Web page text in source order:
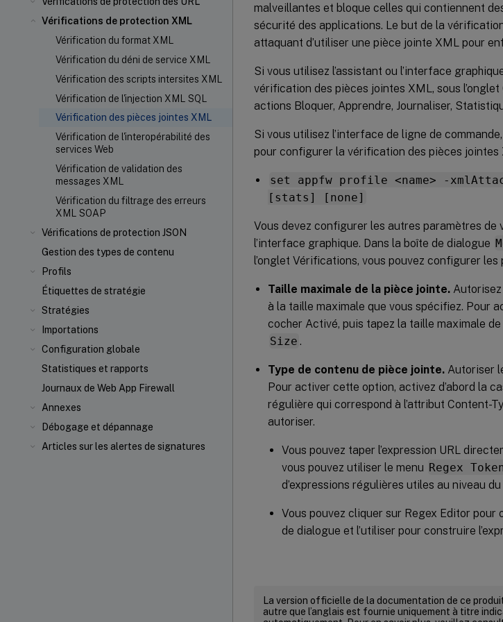
Vérifications de protection XML
Vérification du format XML
Vérification du déni de service XML
Vérification des scripts intersites XML
Vérification de l'injection XML SQL
Vérification des pièces jointes XML
Vérification de l'interopérabilité des
services Web
Vérification de validation des
messages XML
Vérification du filtrage des erreurs
XML SOAP
Vérifications de protection JSON
Gestion des types de contenu
Profils
Étiquettes de stratégie
Stratégies
Importations
Configuration globale
Statistiques et rapports
Journaux de Web App Firewall
Annexes
Débogage et dépannage
Articles sur les alertes de signatures
malveillantes et bloque celles qui contiennent
sécurité des applications. Le but de la
attaquant d’utiliser une pièce jointe XML pour
Si vous utilisez l’assistant ou l’interface
vérification des pièces jointes XML, sous
actions Bloquer, Apprendre, Journaliser,
Si vous utilisez l’interface de ligne de
pour configurer la vérification des pièces jointes
set appfw profile <name> -
[stats] [none]
Vous devez configurer les autres paramètres
l’interface graphique. Dans la boîte de dialogue
l’onglet Vérifications, vous pouvez configurer les
Taille maximale de la pièce jointe.
à la taille maximale que vous spécifiez. Pour
cocher Activé, puis tapez la taille maximale
Size .
Type de contenu de pièce jointe. Autoriser
Pour activer cette option, activez d’abord la
régulière qui correspond à l’attribut Content-
autoriser.
Vous pouvez taper l’expression URL
vous pouvez utiliser le menu Regex
d’expressions régulières utiles au niveau
Vous pouvez cliquer sur Regex Editor pour
de dialogue et l’utiliser pour construire
La version officielle de la documentation de ce
autre que l’anglais est fournie uniquement à titre